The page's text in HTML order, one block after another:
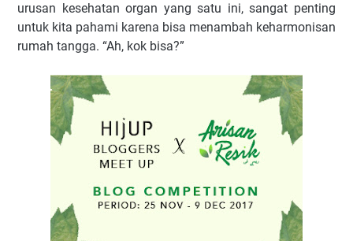
urusan kesehatan organ yang satu ini, sangat penting
untuk kita pahami karena bisa menambah keharmonisan
rumah tangga. “Ah, kok bisa?”